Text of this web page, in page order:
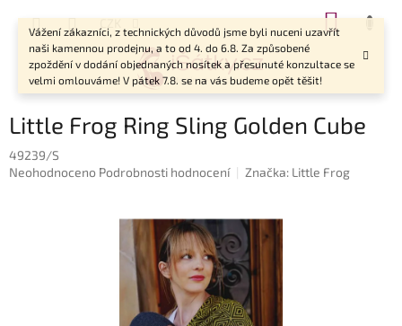
Vážení zákazníci, z technických důvodů jsme byli nuceni uzavřít
naši kamennou prodejnu, a to od 4. do 6.8. Za způsobené
zpoždění v dodání objednaných nosítek a přesunuté konzultace se
velmi omlouváme! V pátek 7.8. se na vás budeme opět těšit!
CZK
Little Frog Ring Sling Golden Cube
49239/S
Průměrné
Neohodnoceno Podrobnosti hodnocení Značka: Little Frog